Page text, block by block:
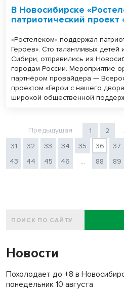
В Новосибирске
патриотический проект
«Ростелеком» поддержал
Героев». Сто талантливых
Сибири, отправились из
городам России. Мероприятие
партнёром провайдера —
проектом «Герои с нашего
широкой общественной
Предыдущая 1 2
31
32 33 34 35 36 37
43
44 45 46 ... 88 89
Новости
Похолодает до +8 в
понедельник 10 августа